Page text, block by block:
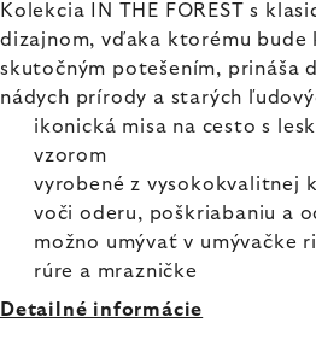
Kolekcia IN THE FOREST s
dizajnom, vďaka ktorému bude
skutočným potešením, prináša
nádych prírody a starých
ikonická misa na cesto s
vzorom
vyrobené z vysokokvalitnej
voči oderu, poškriabaniu a
možno umývať v umývačke
rúre a mrazničke
Detailné informácie